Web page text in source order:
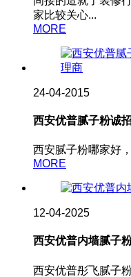
家比较关心...
MORE
24-04-2015
西安优普腻子粉诚
西安腻子粉哪家好
MORE
12-04-2025
西安优普内墙腻子
西安优普彤飞腻子